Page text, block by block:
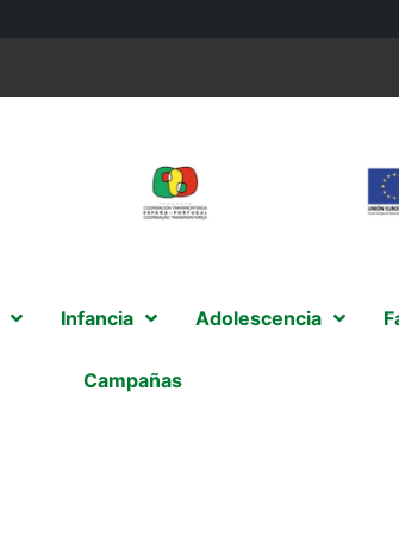
Infancia Adolescencia
Campañas